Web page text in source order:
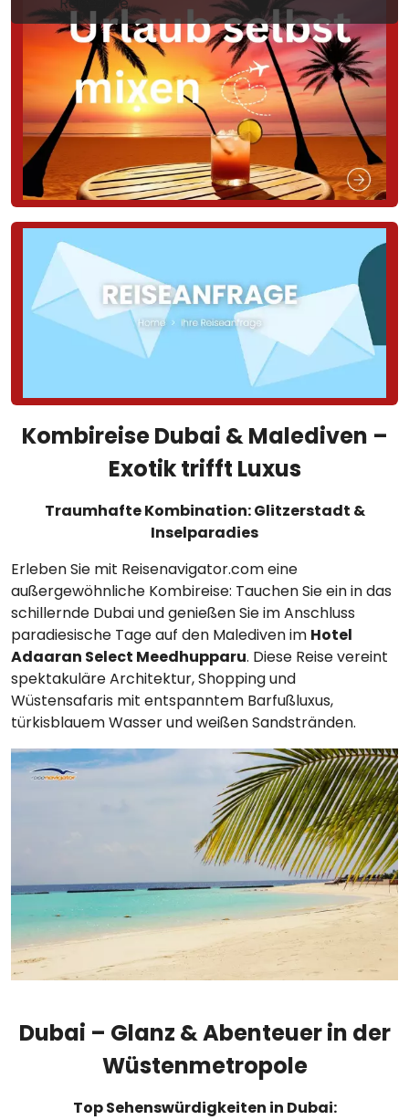
Kombireise Dubai & Malediven –
Exotik trifft Luxus
Traumhafte Kombination: Glitzerstadt &
Inselparadies
Erleben Sie mit Reisenavigator.com eine
außergewöhnliche Kombireise: Tauchen Sie ein in das
schillernde Dubai und genießen Sie im Anschluss
paradiesische Tage auf den Malediven im Hotel
Adaaran Select Meedhupparu. Diese Reise vereint
spektakuläre Architektur, Shopping und
Wüstensafaris mit entspanntem Barfußluxus,
türkisblauem Wasser und weißen Sandstränden.
Dubai – Glanz & Abenteuer in der
Wüstenmetropole
Top Sehenswürdigkeiten in Dubai: